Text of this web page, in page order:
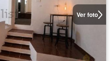
Ver foto